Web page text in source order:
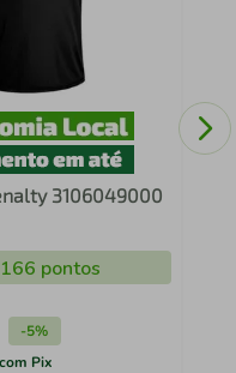
3106049000
pontos
-5%
Pix